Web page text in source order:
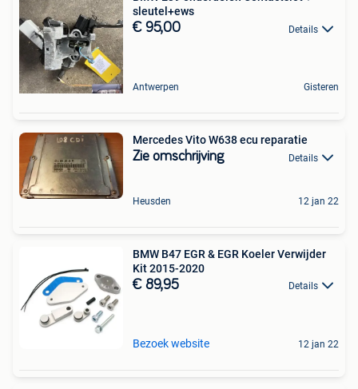
sleutel+ews
€ 95,00 Details
Antwerpen Gisteren
Mercedes Vito W638 ecu reparatie
Zie omschrijving Details
Heusden 12 jan 22
BMW B47 EGR & EGR Koeler Verwijder
Kit 2015-2020
€ 89,95 Details
Bezoek website 12 jan 22